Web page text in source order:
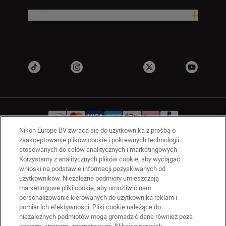
PL Nikon Sites
Skontaktuj się z nami
Oświadczenie dotyczące prywatności
Warunki użytkowania
Warunki korzystania z Nikon Store
Komunikat dotyczący plików cookie
Dostępność
Nikon Europe BV zwraca się do użytkownika z prośbą o
zaakceptowanie plików cookie i pokrewnych technologii
stosowanych do celów analitycznych i marketingowych.
Korzystamy z analitycznych plików cookie, aby wyciągać
wnioski na podstawie informacji pozyskiwanych od
użytkowników. Niezależne podmioty umieszczają
marketingowe pliki cookie, aby umożliwić nam
personalizowanie kierowanych do użytkownika reklam i
pomiar ich efektywności. Pliki cookie należące do
niezależnych podmiotów mogą gromadzić dane również poza